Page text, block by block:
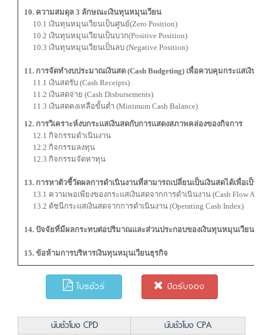
10. ความสมดุล 3 ลักษณะเงินทุนหมุนเวียน
10.1 เงินทุนหมุนเวียนเป็นศูนย์(Zero Position)
10.2 เงินทุนหมุนเวียนเป็นบวก(Positive Position)
10.3 เงินทุนหมุนเวียนเป็นลบ (Negative Position)
11. การจัดทำงบประมาณเงินสด (Cash Budgeting) เพื่อควบคุมกระแสเงิน
11.1 เงินสดรับ (Cash Receipts)
11.2 เงินสดจ่าย (Cash Disbursements)
11.3 เงินสดคงเหลือขั้นต่ำ (Minimum Cash Balance)
12. การวิเคราะห์งบกระแสเงินสดกับการแสดงสภาพคล่องของกิจการ
12.1 กิจกรรมดำเนินงาน
12.2 กิจกรรมลงทุน
12.3 กิจกรรมจัดหาทุน
13. การหาตัวชี้วัดผลการดำเนินงานที่สามารถเปลี่ยนเป็นเงินสดได้เพื่อเป็
13.1 ความพอเพียงของกระแสเงินสดจากการดำเนินงาน (Cash Flow
13.2 ดัชนีกระแสเงินสดจากการดำเนินงาน (Operating Cash Index)
14. ปัจจัยที่มีผลกระทบต่อปริมาณและส่วนประกอบของเงินทุนหมุนเวียน
15. ข้อห้ามการบริหารเงินทุนหมุนเวียนธุรกิจ
โบรชัวร์ ปิดรับจอง
นับชั่วโมง CPD
นับชั่วโมง CPA